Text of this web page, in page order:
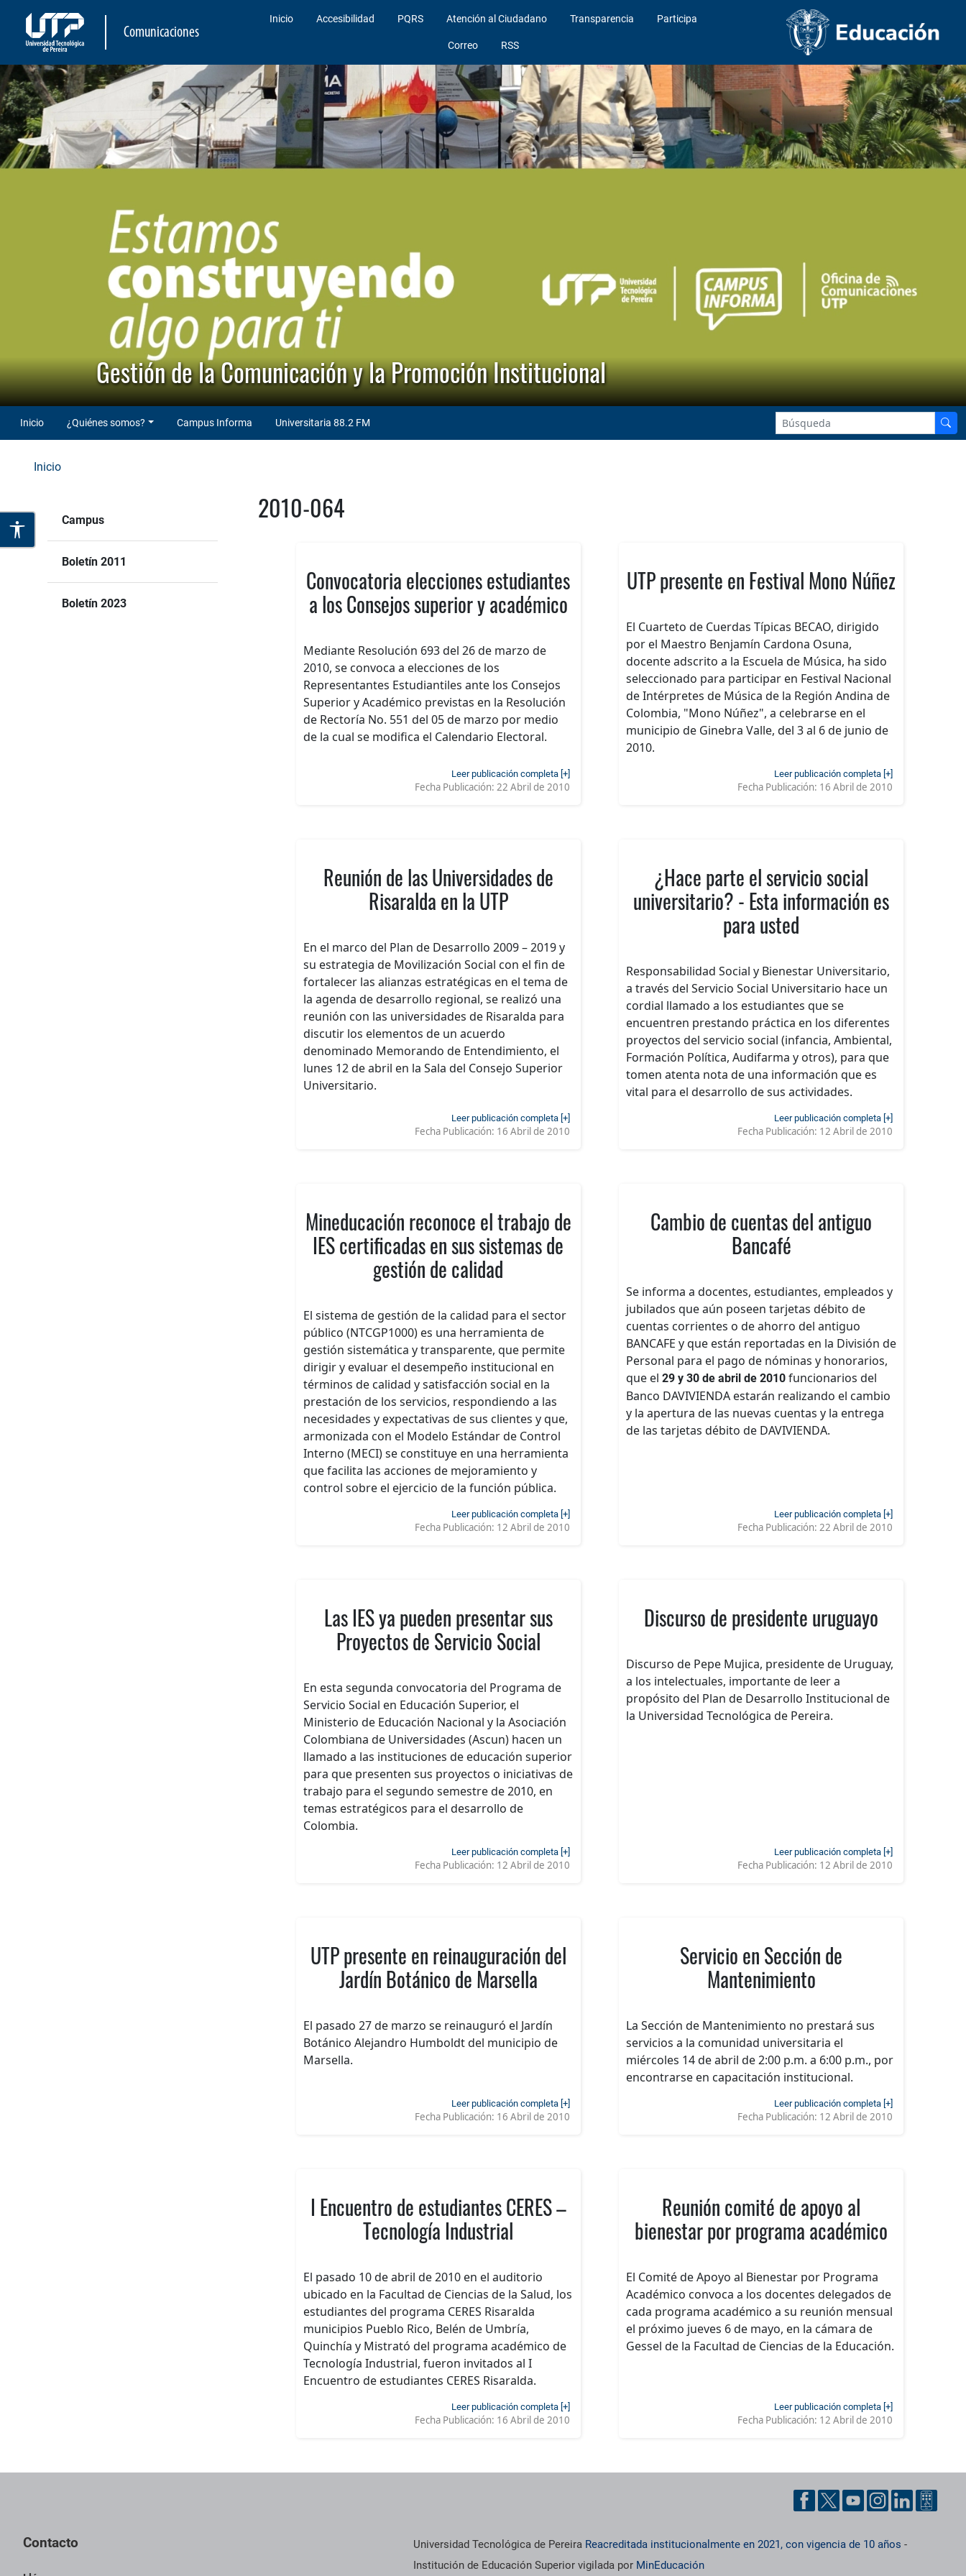
Comunicaciones
Inicio Accesibilidad PQRS Atención al Ciudadano Transparencia Participa
Correo RSS
Gestión de la Comunicación y la Promoción Institucional
Inicio ¿Quiénes somos? Campus Informa Universitaria 88.2 FM
Inicio
Campus
Boletín 2011
Boletín 2023
2010-064
Convocatoria elecciones estudiantes
a los Consejos superior y académico
Mediante Resolución 693 del 26 de marzo de
2010, se convoca a elecciones de los
Representantes Estudiantiles ante los Consejos
Superior y Académico previstas en la Resolución
de Rectoría No. 551 del 05 de marzo por medio
de la cual se modifica el Calendario Electoral.
Leer publicación completa [+]
Fecha Publicación: 22 Abril de 2010
UTP presente en Festival Mono Núñez
El Cuarteto de Cuerdas Típicas BECAO, dirigido
por el Maestro Benjamín Cardona Osuna,
docente adscrito a la Escuela de Música, ha sido
seleccionado para participar en Festival Nacional
de Intérpretes de Música de la Región Andina de
Colombia, "Mono Núñez", a celebrarse en el
municipio de Ginebra Valle, del 3 al 6 de junio de
2010.
Leer publicación completa [+]
Fecha Publicación: 16 Abril de 2010
Reunión de las Universidades de
Risaralda en la UTP
En el marco del Plan de Desarrollo 2009 – 2019 y
su estrategia de Movilización Social con el fin de
fortalecer las alianzas estratégicas en el tema de
la agenda de desarrollo regional, se realizó una
reunión con las universidades de Risaralda para
discutir los elementos de un acuerdo
denominado Memorando de Entendimiento, el
lunes 12 de abril en la Sala del Consejo Superior
Universitario.
Leer publicación completa [+]
Fecha Publicación: 16 Abril de 2010
¿Hace parte el servicio social
universitario? - Esta información es
para usted
Responsabilidad Social y Bienestar Universitario,
a través del Servicio Social Universitario hace un
cordial llamado a los estudiantes que se
encuentren prestando práctica en los diferentes
proyectos del servicio social (infancia, Ambiental,
Formación Política, Audifarma y otros), para que
tomen atenta nota de una información que es
vital para el desarrollo de sus actividades.
Leer publicación completa [+]
Fecha Publicación: 12 Abril de 2010
Mineducación reconoce el trabajo de
IES certificadas en sus sistemas de
gestión de calidad
El sistema de gestión de la calidad para el sector
público (NTCGP1000) es una herramienta de
gestión sistemática y transparente, que permite
dirigir y evaluar el desempeño institucional en
términos de calidad y satisfacción social en la
prestación de los servicios, respondiendo a las
necesidades y expectativas de sus clientes y que,
armonizada con el Modelo Estándar de Control
Interno (MECI) se constituye en una herramienta
que facilita las acciones de mejoramiento y
control sobre el ejercicio de la función pública.
Leer publicación completa [+]
Fecha Publicación: 12 Abril de 2010
Cambio de cuentas del antiguo
Bancafé
Se informa a docentes, estudiantes, empleados y
jubilados que aún poseen tarjetas débito de
cuentas corrientes o de ahorro del antiguo
BANCAFE y que están reportadas en la División de
Personal para el pago de nóminas y honorarios,
que el 29 y 30 de abril de 2010funcionarios del
Banco DAVIVIENDA estarán realizando el cambio
y la apertura de las nuevas cuentas y la entrega
de las tarjetas débito de DAVIVIENDA.
Leer publicación completa [+]
Fecha Publicación: 22 Abril de 2010
Las IES ya pueden presentar sus
Proyectos de Servicio Social
En esta segunda convocatoria del Programa de
Servicio Social en Educación Superior, el
Ministerio de Educación Nacional y la Asociación
Colombiana de Universidades (Ascun) hacen un
llamado a las instituciones de educación superior
para que presenten sus proyectos o iniciativas de
trabajo para el segundo semestre de 2010, en
temas estratégicos para el desarrollo de
Colombia.
Leer publicación completa [+]
Fecha Publicación: 12 Abril de 2010
Discurso de presidente uruguayo
Discurso de Pepe Mujica, presidente de Uruguay,
a los intelectuales, importante de leer a
propósito del Plan de Desarrollo Institucional de
la Universidad Tecnológica de Pereira.
Leer publicación completa [+]
Fecha Publicación: 12 Abril de 2010
UTP presente en reinauguración del
Jardín Botánico de Marsella
El pasado 27 de marzo se reinauguró el Jardín
Botánico Alejandro Humboldt del municipio de
Marsella.
Leer publicación completa [+]
Fecha Publicación: 16 Abril de 2010
Servicio en Sección de
Mantenimiento
La Sección de Mantenimiento no prestará sus
servicios a la comunidad universitaria el
miércoles 14 de abril de 2:00 p.m. a 6:00 p.m., por
encontrarse en capacitación institucional.
Leer publicación completa [+]
Fecha Publicación: 12 Abril de 2010
I Encuentro de estudiantes CERES –
Tecnología Industrial
El pasado 10 de abril de 2010 en el auditorio
ubicado en la Facultad de Ciencias de la Salud, los
estudiantes del programa CERES Risaralda
municipios Pueblo Rico, Belén de Umbría,
Quinchía y Mistrató del programa académico de
Tecnología Industrial, fueron invitados al I
Encuentro de estudiantes CERES Risaralda.
Leer publicación completa [+]
Fecha Publicación: 16 Abril de 2010
Reunión comité de apoyo al
bienestar por programa académico
El Comité de Apoyo al Bienestar por Programa
Académico convoca a los docentes delegados de
cada programa académico a su reunión mensual
el próximo jueves 6 de mayo, en la cámara de
Gessel de la Facultad de Ciencias de la Educación.
Leer publicación completa [+]
Fecha Publicación: 12 Abril de 2010
Contacto Universidad Tecnológica de Pereira Reacreditada institucionalmente en 2021, con vigencia de 10 años -
Institución de Educación Superior vigilada por MinEducación